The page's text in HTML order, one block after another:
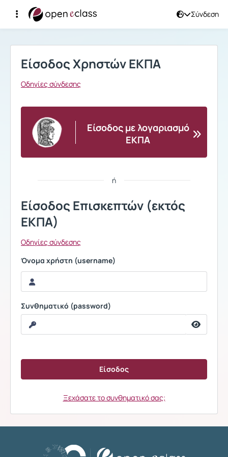
Σύνδεση
Σύνδεση
Είσοδος Χρηστών ΕΚΠΑ
Οδηγίες σύνδεσης
Είσοδος με λογαριασμό
ΕΚΠΑ
ή
Είσοδος Επισκεπτών (εκτός
ΕΚΠΑ)
Οδηγίες σύνδεσης
Όνομα χρήστη (username)
Συνθηματικό (password)
Ξεχάσατε το συνθηματικό σας;